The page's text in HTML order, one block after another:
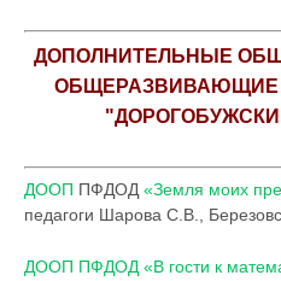
ДОПОЛНИТЕЛЬНЫЕ
ОБЩЕРАЗВИВАЮЩИЕ
ДООП ПФДОД«Земля моих
педагоги Шарова С.В.,
ДООП ПФДОД «В гости к